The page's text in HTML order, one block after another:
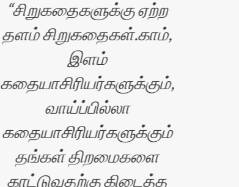
சிறுகதைகளுக்கு ஏற்ற
தளம் சிறுகதைகள்.காம்,
இளம்
கதையாசிரியர்களுக்கும்,
வாய்ப்பில்லா
கதையாசிரியர்களுக்கும்
தங்கள் திறமைகளை
காட்டுவதற்கு கிடைத்த